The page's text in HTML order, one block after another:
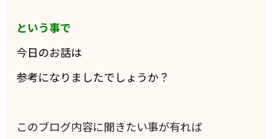
という事で
今日のお話は
参考になりましたでしょうか？
このブログ内容に聞きたい事が有れば